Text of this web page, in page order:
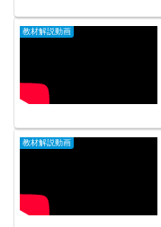
教材解説動画
教材解説動画